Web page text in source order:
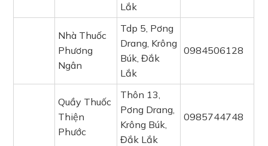
Lắk
Nhà Thuốc
Phương
Ngân
Tdp 5, Pơng
Drang, Krông
Búk, Đắk
Lắk
0984506128
Quầy Thuốc
Thiện
Phước
Thôn 13,
Pơng Drang,
Krông Búk,
Đắk Lắk
0985744748